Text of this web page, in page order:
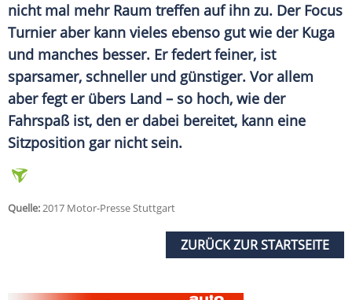
nicht mal mehr Raum treffen auf ihn zu. Der Focus
Turnieraber kann vieles ebenso gut wie der Kuga
und manches besser. Er federt feiner, ist
sparsamer, schneller und günstiger. Vor allem
aber fegt er übers Land – so hoch, wie der
Fahrspaß ist, den er dabei bereitet, kann eine
Sitzposition gar nicht sein.
Quelle:2017 Motor-Presse Stuttgart
ZURÜCK ZUR STARTSEITE